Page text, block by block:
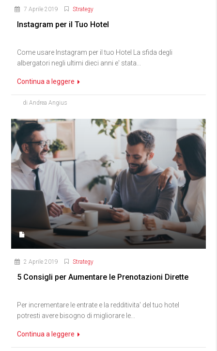
7 Aprile 2019 Strategy
Instagram per il Tuo Hotel
Come usare Instagram per il tuo Hotel La sfida degli
albergatori negli ultimi dieci anni e' stata...
Continua a leggere
di Andrea Angius
2 Aprile 2019 Strategy
5 Consigli per Aumentare le Prenotazioni Dirette
Per incrementare le entrate e la redditivita' del tuo hotel
potresti avere bisogno di migliorare le...
Continua a leggere